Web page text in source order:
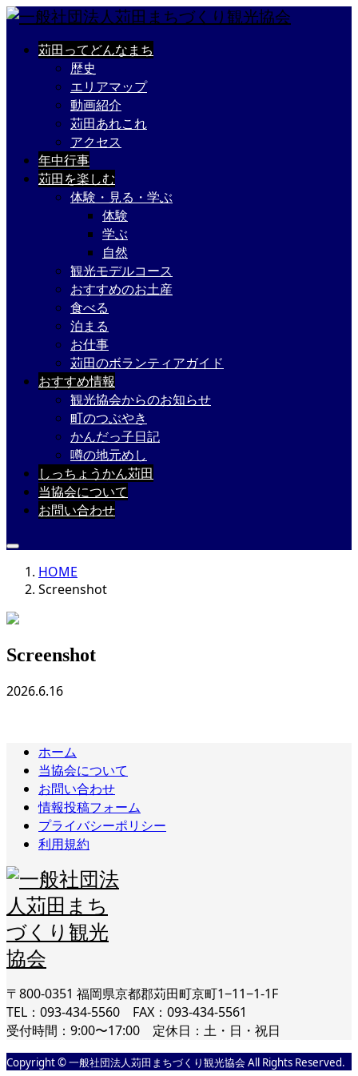
苅田ってどんなまち
歴史
エリアマップ
動画紹介
苅田あれこれ
アクセス
年中行事
苅田を楽しむ
体験・見る・学ぶ
体験
学ぶ
自然
観光モデルコース
おすすめのお土産
食べる
泊まる
お仕事
苅田のボランティアガイド
おすすめ情報
観光協会からのお知らせ
町のつぶやき
かんだっ子日記
噂の地元めし
しっちょうかん苅田
当協会について
お問い合わせ
HOME
Screenshot
Screenshot
2026.6.16
ホーム
当協会について
お問い合わせ
情報投稿フォーム
プライバシーポリシー
利用規約
〒800-0351 福岡県京都郡苅田町京町1−11−1-1F
TEL：093-434-5560 FAX：093-434-5561
受付時間：9:00〜17:00 定休日：土・日・祝日
Copyright © 一般社団法人苅田まちづくり観光協会 All Rights Reserved.